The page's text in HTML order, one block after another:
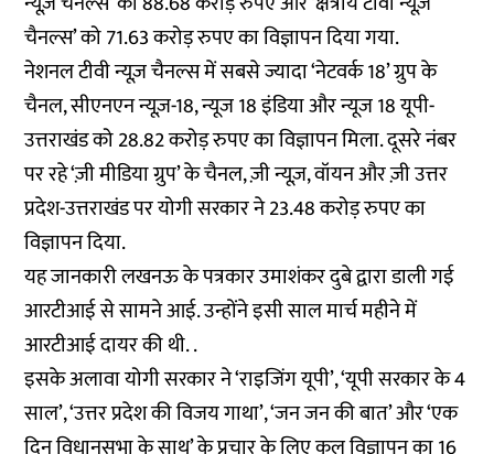
चैनल्स’ को 71.63 करोड़ रुपए का विज्ञापन दिया गया.
नेशनल टीवी न्यूज़ चैनल्स में सबसे ज्यादा ‘नेटवर्क 18’ ग्रुप के
चैनल, सीएनएन न्यूज़-18, न्यूज 18 इंडिया और न्यूज 18 यूपी-
उत्तराखंड को 28.82 करोड़ रुपए का विज्ञापन मिला. दूसरे नंबर
पर रहे ‘ज़ी मीडिया ग्रुप’ के चैनल, ज़ी न्यूज़, वॉयन और ज़ी उत्तर
प्रदेश-उत्तराखंड पर योगी सरकार ने 23.48 करोड़ रुपए का
विज्ञापन दिया.
यह जानकारी लखनऊ के पत्रकार उमाशंकर दुबे द्वारा डाली गई
आरटीआई से सामने आई. उन्होंने इसी साल मार्च महीने में
आरटीआई दायर की थी. .
इसके अलावा योगी सरकार ने ‘राइजिंग यूपी’, ‘यूपी सरकार के 4
साल’, ‘उत्तर प्रदेश की विजय गाथा’, ‘जन जन की बात’ और ‘एक